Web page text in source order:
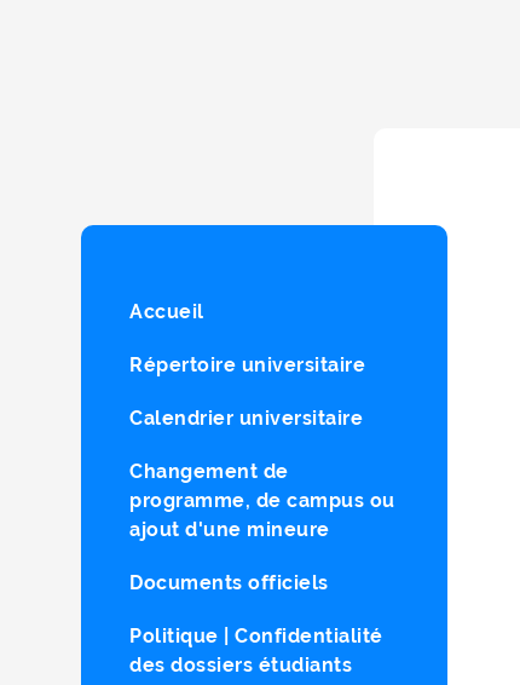
Accueil
Répertoire universitaire
Calendrier universitaire
Changement de
programme, de campus ou
ajout d'une mineure
Documents officiels
Politique | Confidentialité
des dossiers étudiants